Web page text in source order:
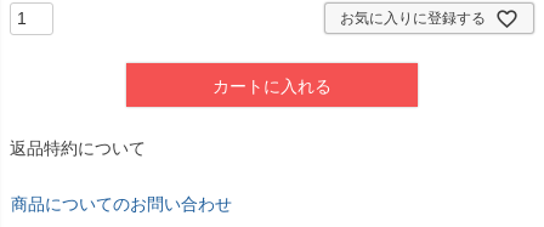
お気に入りに登録する
カートに入れる
返品特約について
商品についてのお問い合わせ